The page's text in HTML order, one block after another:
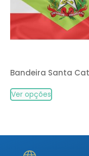
Bandeira Santa
Ver opções